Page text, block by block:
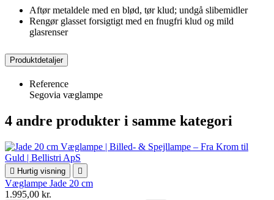
Aftør metaldele med en blød, tør klud; undgå slibemidler
Rengør glasset forsigtigt med en fnugfri klud og mild
glasrenser
Produktdetaljer
Reference
Segovia væglampe
4 andre produkter i samme kategori
 Hurtig visning 
Væglampe Jade 20 cm
1.995,00 kr.